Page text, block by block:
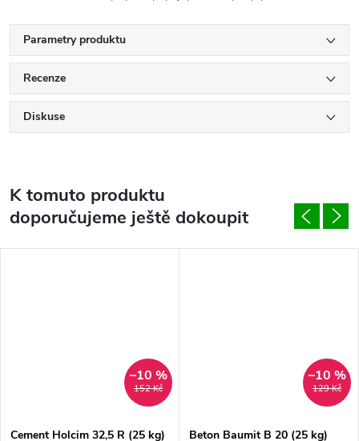
Parametry produktu
Recenze
Diskuse
K tomuto produktu
doporučujeme ještě dokoupit
152 Kč
–10 %
Cement Holcim 32,5 R (25 kg)
129 Kč
–10 %
Beton Baumit B 20 (25 kg)